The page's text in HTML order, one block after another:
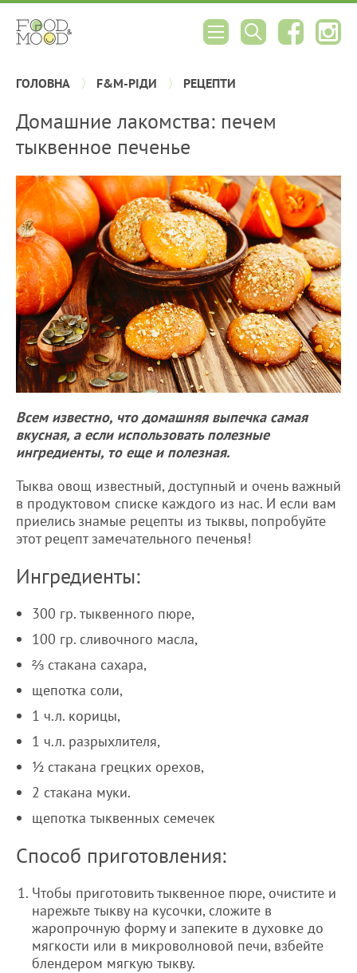
ГОЛОВНА F&M-РІДИ РЕЦЕПТИ
Домашние лакомства: печем
тыквенное печенье
Всем известно, что домашняя выпечка самая
вкусная, а если использовать полезные
ингредиенты, то еще и полезная.
Тыква овощ известный, доступный и очень важный
в продуктовом списке каждого из нас. И если вам
приелись знамые рецепты из тыквы, попробуйте
этот рецепт замечательного печенья!
Ингредиенты:
300 гр. тыквенного пюре,
100 гр. сливочного масла,
⅔ стакана сахара,
щепотка соли,
1 ч.л. корицы,
1 ч.л. разрыхлителя,
½ стакана грецких орехов,
2 стакана муки.
щепотка тыквенных семечек
Способ приготовления:
Чтобы приготовить тыквенное пюре, очистите и
нарежьте тыкву на кусочки, сложите в
жаропрочную форму и запеките в духовке до
мягкости или в микроволновой печи, взбейте
блендером мягкую тыкву.